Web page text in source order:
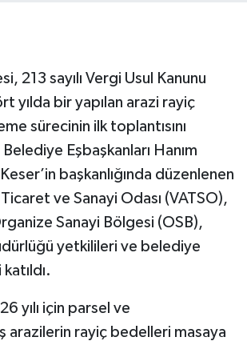
213 sayılı Vergi Usul Kanunu
yılda bir yapılan arazi rayiç
sürecinin ilk toplantısını
Eşbaşkanları Hanım
başkanlığında düzenlenen
ve Sanayi Odası (VATSO),
Sanayi Bölgesi (OSB),
yetkilileri ve belediye
yılı için parsel ve
arazilerin rayiç bedelleri masaya